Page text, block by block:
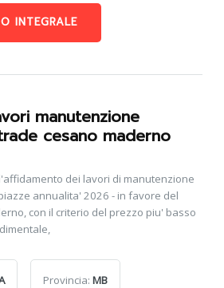
INTEGRALE
manutenzione
cesano maderno
dei lavori di manutenzione
annualita' 2026 - in favore del
con il criterio del prezzo piu' basso
Provincia: MB